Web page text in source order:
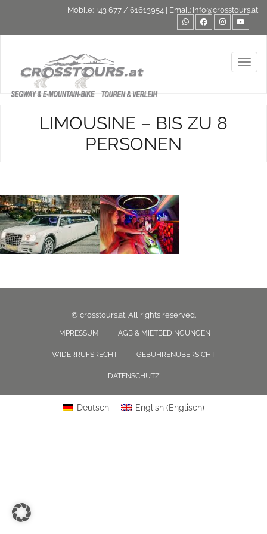
Mobile: +43 677 / 61613954 | Email: info@crosstours.at
LIMOUSINE – BIS ZU 8
PERSONEN
© crosstours.at. All rights reserved.
IMPRESSUM AGB & MIETBEDINGUNGEN
WIDERRUFSRECHT GEBÜHRENÜBERSICHT
DATENSCHUTZ
Deutsch English(Englisch)